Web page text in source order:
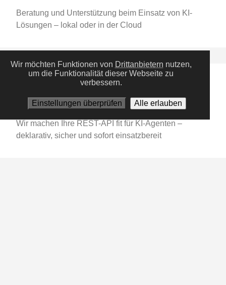
Wir möchten Funktionen von Drittanbietern nutzen,
um die Funktionalität dieser Webseite zu
verbessern.
Einstellungen überprüfen Alle erlauben
Beratung und Unterstützung beim Einsatz von KI-
Lösungen – lokal oder in der Cloud
DADL-Entwicklung
Wir machen Ihre REST-API fit für KI-Agenten –
deklarativ, sicher und sofort einsatzbereit